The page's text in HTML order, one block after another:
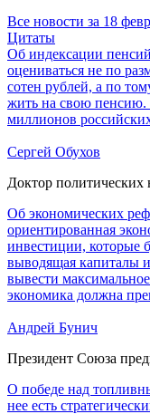
Все новости за 18
Цитаты
Об индексации пенсий
оцениваться не по
сотен рублей, а по
жить на свою пенсию.
миллионов
Сергей Обухов
Доктор
Об экономических
ориентированная
инвестиции, которые
выводящая капиталы
вывести
экономика должна
Андрей Бунич
Президент Союза
О победе над
нее есть